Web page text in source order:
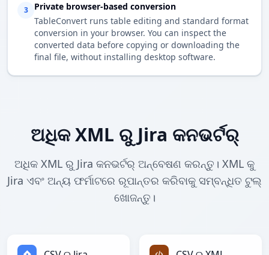
3
Private browser-based conversion
TableConvert runs table editing and standard format
conversion in your browser. You can inspect the
converted data before copying or downloading the
final file, without installing desktop software.
ଅଧିକ XML ରୁ Jira କନଭର୍ଟର୍
ଅଧିକ XML ରୁ Jira କନଭର୍ଟର୍ ଅନ୍ବେଷଣ କରନ୍ତୁ। XML କୁ
Jira ଏବଂ ଅନ୍ୟ ଫର୍ମାଟରେ ରୂପାନ୍ତର କରିବାକୁ ସମ୍ବନ୍ଧିତ ଟୁଲ୍
ଖୋଜନ୍ତୁ।